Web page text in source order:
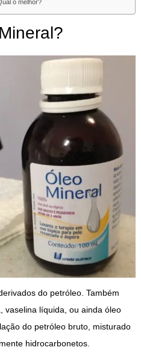
o melhor?
do petróleo. Também
vaselina líquida, ou ainda óleo
do petróleo bruto, misturado
hidrocarbonetos.